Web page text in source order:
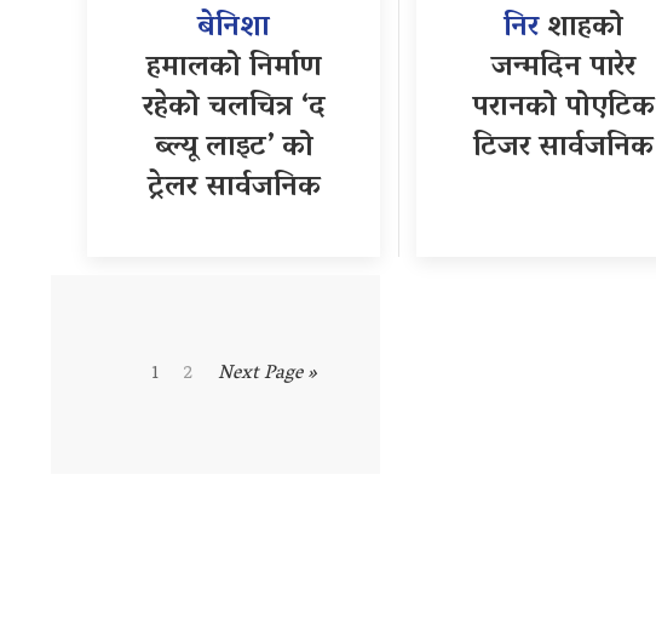
बेनिशा
हमालको निर्माण
रहेको चलचित्र ‘द
ब्ल्यू लाइट’ को
ट्रेलर सार्वजनिक
निरशाहको
जन्मदिन पारेर
परानको पोएटिक
टिजर सार्वजनिक
1 2 Next Page »